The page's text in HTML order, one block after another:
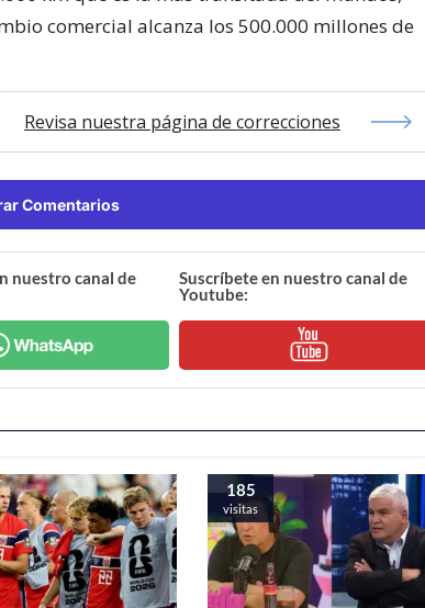
comercial alcanza los 500.000 millones de
Revisa nuestra página de correcciones
Comentarios
nuestro canal de
Suscríbete en nuestro canal de
Youtube:
185
visitas